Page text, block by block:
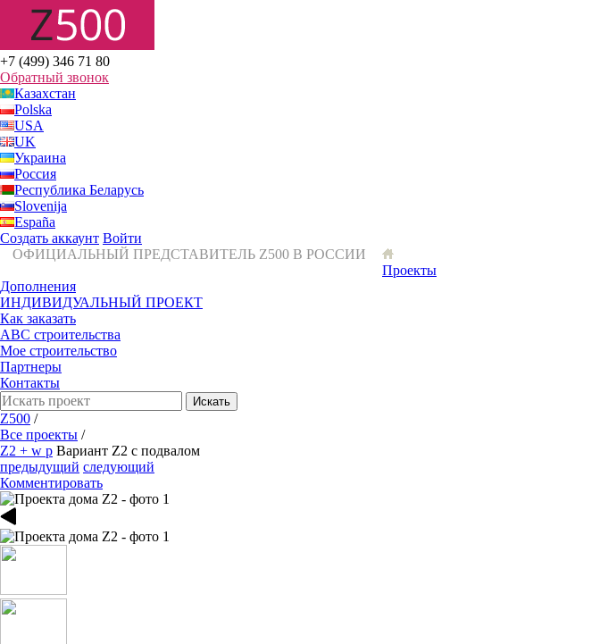
+7 (499) 346 71 80
Обратный звонок
Казахстан
Polska
USA
UK
Украина
Россия
Республика Беларусь
Slovenija
España
Создать аккаунт Войти
ОФИЦИАЛЬНЫЙ ПРЕДСТАВИТЕЛЬ Z500 В РОССИИ
Проекты
Дополнения
ИНДИВИДУАЛЬНЫЙ ПРОЕКТ
Как заказать
ABC строительства
Мое строительство
Партнеры
Контакты
Искать
Z500 /
Все проекты /
Z2 + w p Вариант Z2 с подвалом
предыдущий следующий
Комментировать